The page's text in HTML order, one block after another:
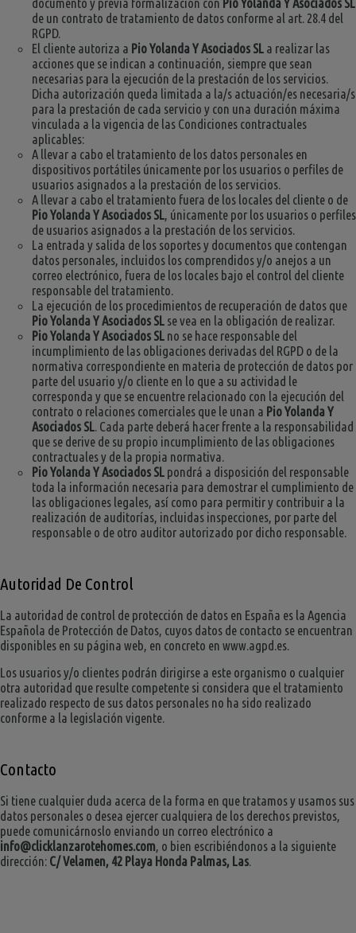
de un contrato de tratamiento de datos conforme al art. 28.4 del
RGPD.
El cliente autoriza a Pio Yolanda Y Asociados SL a realizar las
acciones que se indican a continuación, siempre que sean
necesarias para la ejecución de la prestación de los servicios.
Dicha autorización queda limitada a la/s actuación/es necesaria/s
para la prestación de cada servicio y con una duración máxima
vinculada a la vigencia de las Condiciones contractuales
aplicables:
A llevar a cabo el tratamiento de los datos personales en
dispositivos portátiles únicamente por los usuarios o perfiles de
usuarios asignados a la prestación de los servicios.
A llevar a cabo el tratamiento fuera de los locales del cliente o de
Pio Yolanda Y Asociados SL
, únicamente por los usuarios o perfiles
de usuarios asignados a la prestación de los servicios.
La entrada y salida de los soportes y documentos que contengan
datos personales, incluidos los comprendidos y/o anejos a un
correo electrónico, fuera de los locales bajo el control del cliente
responsable del tratamiento.
La ejecución de los procedimientos de recuperación de datos que
Pio Yolanda Y Asociados SL se vea en la obligación de realizar.
Pio Yolanda Y Asociados SL no se hace responsable del
incumplimiento de las obligaciones derivadas del RGPD o de la
normativa correspondiente en materia de protección de datos por
parte del usuario y/o cliente en lo que a su actividad le
corresponda y que se encuentre relacionado con la ejecución del
contrato o relaciones comerciales que le unan a Pio Yolanda Y
Asociados SL . Cada parte deberá hacer frente a la responsabilidad
que se derive de su propio incumplimiento de las obligaciones
contractuales y de la propia normativa.
Pio Yolanda Y Asociados SL pondrá a disposición del responsable
toda la información necesaria para demostrar el cumplimiento de
las obligaciones legales, así como para permitir y contribuir a la
realización de auditorías, incluidas inspecciones, por parte del
responsable o de otro auditor autorizado por dicho responsable.
Autoridad De Control
La autoridad de control de protección de datos en España es la Agencia
Española de Protección de Datos, cuyos datos de contacto se encuentran
disponibles en su página web, en concreto en www.agpd.es.
Los usuarios y/o clientes podrán dirigirse a este organismo o cualquier
otra autoridad que resulte competente si considera que el tratamiento
realizado respecto de sus datos personales no ha sido realizado
conforme a la legislación vigente.
Contacto
Si tiene cualquier duda acerca de la forma en que tratamos y usamos sus
datos personales o desea ejercer cualquiera de los derechos previstos,
puede comunicárnoslo enviando un correo electrónico a
info@clicklanzarotehomes.com , o bien escribiéndonos a la siguiente
dirección: C/ Velamen, 42 Playa Honda Palmas, Las